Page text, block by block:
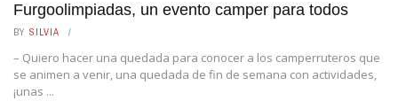
Furgoolimpiadas, un evento camper para todos
BY SILVIA
– Quiero hacer una quedada para conocer a los camperruteros que
se animen a venir, una quedada de fin de semana con actividades,
¡unas ...